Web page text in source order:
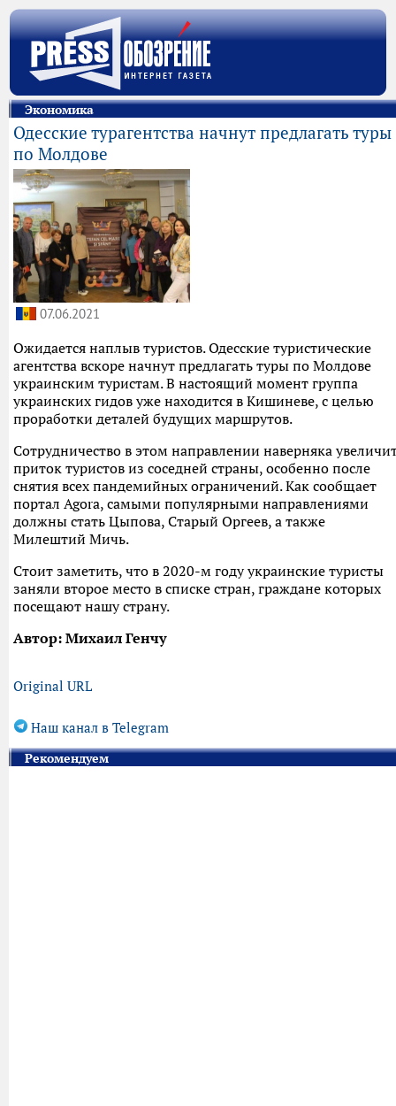
Экономика
Одесские турагентства начнут предлагать туры
по Молдове
07.06.2021
Ожидается наплыв туристов. Одесские туристические
агентства вскоре начнут предлагать туры по Молдове
украинским туристам. В настоящий момент группа
украинских гидов уже находится в Кишиневе, с целью
проработки деталей будущих маршрутов.
Сотрудничество в этом направлении наверняка
приток туристов из соседней страны, особенно после
снятия всех пандемийных ограничений. Как сообщает
портал Agora, самыми популярными направлениями
должны стать Цыпова, Старый Оргеев, а также
Милештий Мичь.
Стоит заметить, что в 2020-м году украинские туристы
заняли второе место в списке стран, граждане которых
посещают нашу страну.
Автор: Михаил Генчу
Original URL
Наш канал в Telegram
Рекомендуем